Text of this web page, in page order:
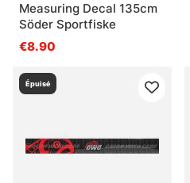
Measuring Decal 135cm
Söder Sportfiske
€8.90
Épuisé